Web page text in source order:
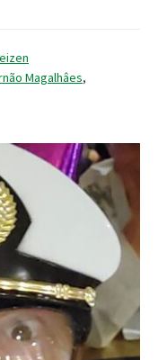
van
2024
Magalhâes,